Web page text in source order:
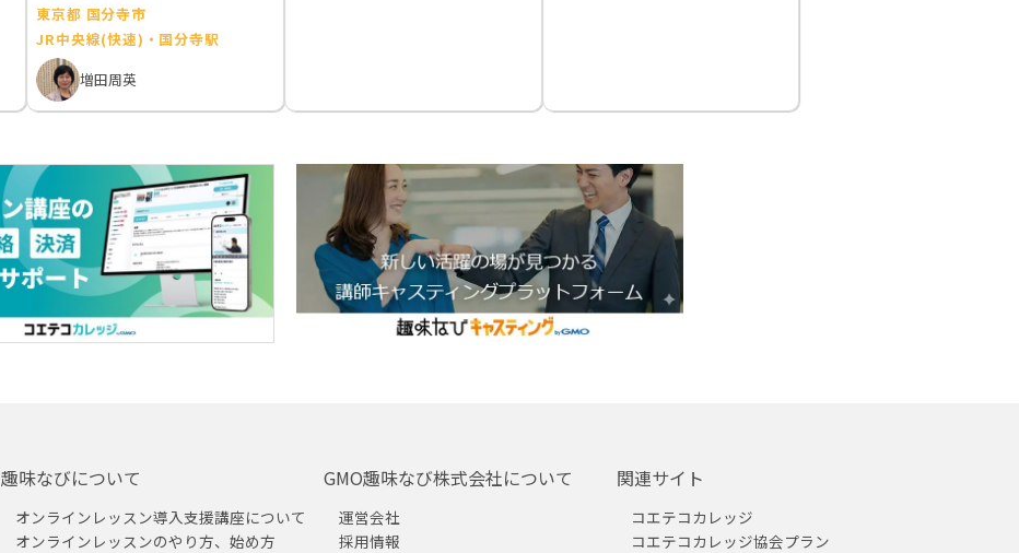
東京都 国分寺市
JR中央線(快速)・国分寺駅
増田周英
趣味なびについて
オンラインレッスン導入支援講座について
オンラインレッスンのやり方、始め方
GMO趣味なび株式会社について
運営会社
採用情報
関連サイト
コエテコカレッジ
コエテコカレッジ協会プラン